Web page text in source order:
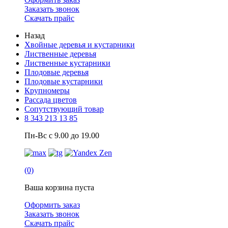
Заказать звонок
Скачать прайс
Назад
Хвойные деревья и кустарники
Лиственные деревья
Лиственные кустарники
Плодовые деревья
Плодовые кустарники
Крупномеры
Рассада цветов
Сопутствующий товар
8 343 213 13 85
Пн-Вс с 9.00 до 19.00
(0)
Ваша корзина пуста
Оформить заказ
Заказать звонок
Скачать прайс